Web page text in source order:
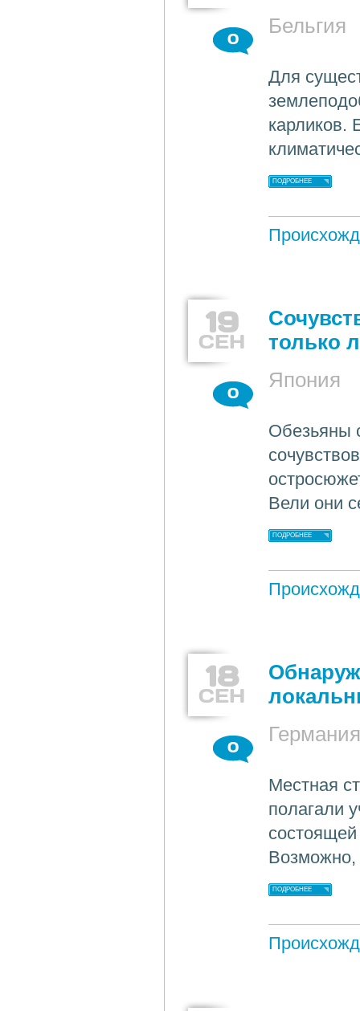
Бельгия
0
Для
карликов.
ПОДРОБНЕЕ
19
СЕН
только
Япония
0
Обезьяны
Вели они
ПОДРОБНЕЕ
18
СЕН
Германия
0
Местная
полагали
Возможно,
ПОДРОБНЕЕ